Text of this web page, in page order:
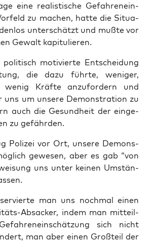
eine rea­lis­ti­sche Gefah­ren­ein­
zu machen, hat­te die Situa­
unter­schätzt und muß­te vor
Gewalt kapitulieren.
moti­vier­te Ent­schei­dung
die dazu führ­te, weni­ger,
wenig Kräf­te anzu­for­dern und
um unse­re Demons­tra­ti­on zu
auch die Gesund­heit der ein­ge­
zu gefährden.
Poli­zei vor Ort, unse­re Demons­
gewe­sen, aber es gab “von
uns unter kei­nen Umstän­
man uns noch­mal einen
Absa­cker, indem man mit­teil­
sich nicht
man aber einen Groß­teil der